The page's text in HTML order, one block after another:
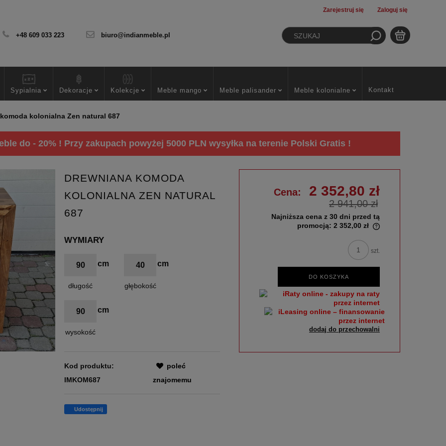
Zarejestruj się Zaloguj się
+48 609 033 223 biuro@indianmeble.pl
Sypialnia Dekoracje Kolekcje Meble mango Meble palisander Meble kolonialne Kontakt
kolonialna Zen natural 687
do - 20% ! Przy zakupach powyżej 5000 PLN wysyłka na terenie Polski Gratis !
DREWNIANA KOMODA
KOLONIALNA ZEN NATURAL
687
WYMIARY
90
długość
40
głębokość
90
wysokość
Kod produktu:
IMKOM687
poleć
znajomemu
Udostępnij
Cena: 2 352,80 zł
2 941,00 zł
Najniższa cena z 30 dni przed tą
promocją: 2 352,00 zł
szt.
DO KOSZYKA
dodaj do przechowalni